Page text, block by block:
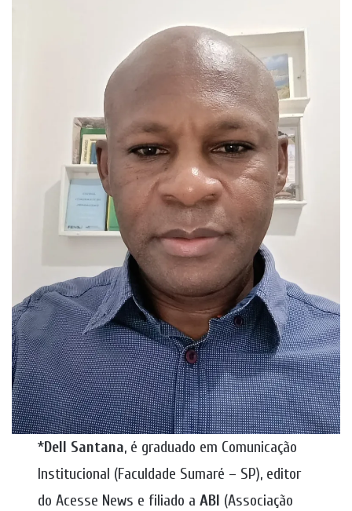
*Dell Santana, é graduado em Comunicação
Institucional (Faculdade Sumaré – SP), editor
do Acesse News e filiado aABI (Associação